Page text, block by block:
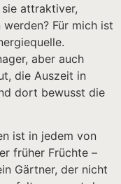
attraktiver,
Für mich ist
aber auch
die Auszeit in
dort bewusst die
ist in jedem von
früher Früchte –
Gärtner, der nicht